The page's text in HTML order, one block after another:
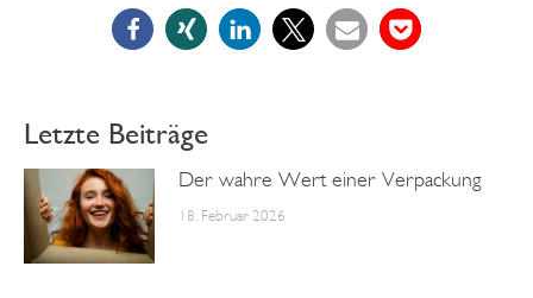
Letzte Beiträge
Der wahre Wert einer Verpackung
18. Februar 2026